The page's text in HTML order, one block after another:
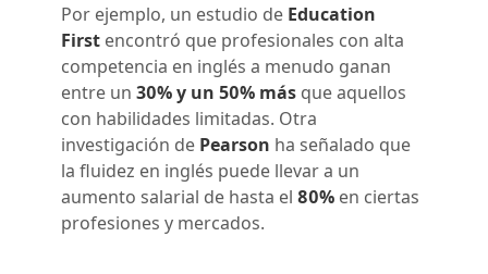
Por ejemplo, un estudio de Education
First encontró que profesionales con alta
competencia en inglés a menudo ganan
entre un 30% y un 50% más que aquellos
con habilidades limitadas. Otra
investigación de Pearson ha señalado que
la fluidez en inglés puede llevar a un
aumento salarial de hasta el 80% en ciertas
profesiones y mercados.